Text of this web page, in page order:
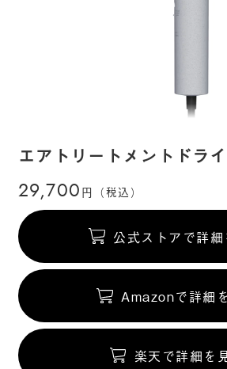
エアトリートメントドラ
29,700 円（税込）
公式ストアで詳細
Amazonで詳細
楽天で詳細を